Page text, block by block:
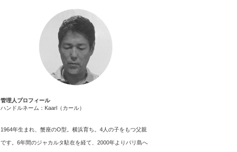
管理人プロフィール
ハンドルネーム：Kaarl（カール）
1964年生まれ、蟹座のO型。横浜育ち。4人の子をもつ父親
です。6年間のジャカルタ駐在を経て、2000年よりバリ島へ